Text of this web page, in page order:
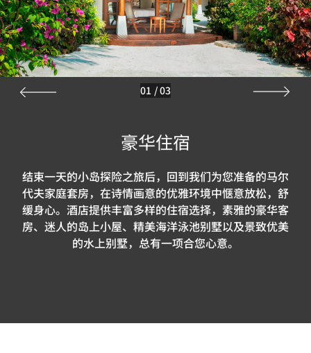
豪华住宿
结束一天的小岛探险之旅后，回到我们为您准备的马尔
代夫家庭套房，在诗情画意的优雅环境中惬意放松，舒
缓身心。酒店提供丰富多样的住宿选择，素雅的豪华客
房、迷人的岛上小屋、精美海洋泳池别墅以及景致优美
的水上别墅，总有一项合您心意。
01 /03